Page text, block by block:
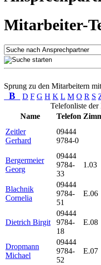
Mitarbeiter-
Sprung zu den Mitarbeitern
B D F G H K L M O R S
Telefonliste
Name
Telefon
Zeitler
Gerhard
09444
9784-0
Bergermeier
Georg
09444
9784-
33
1.03
Blachnik
Cornelia
09444
9784-
51
E.06
Dietrich Birgit
09444
9784-
18
E.08
Dropmann
Michael
09444
9784-
52
E.07